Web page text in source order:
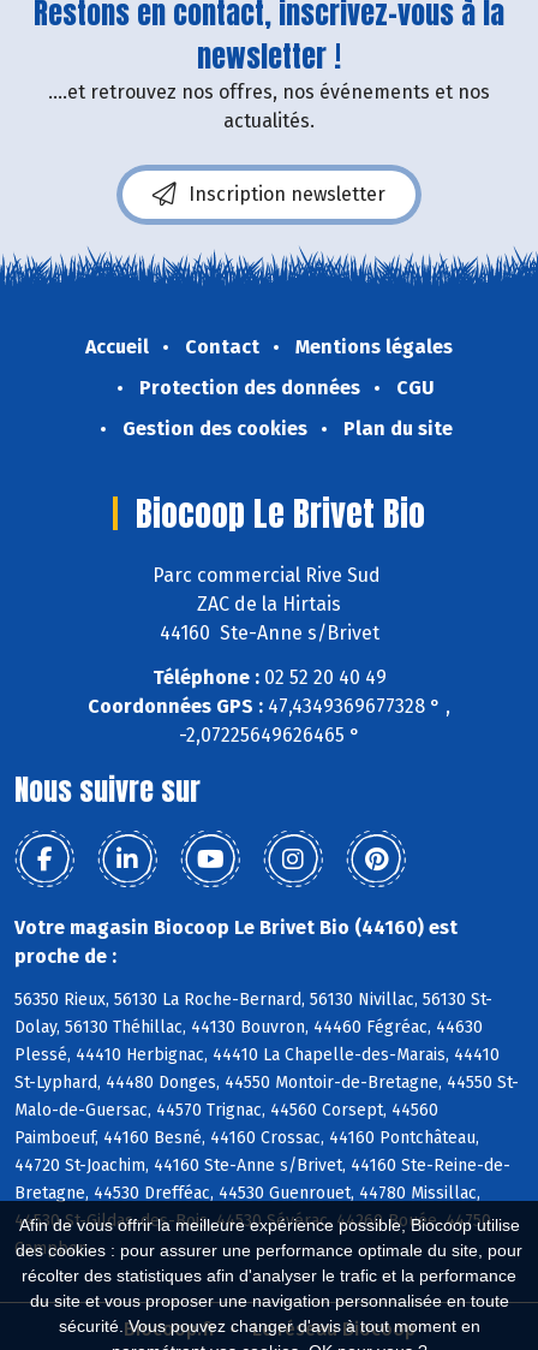
Afin de vous offrir la meilleure expérience possible, Biocoop utilise
des cookies : pour assurer une performance optimale du site, pour
récolter des statistiques afin d'analyser le trafic et la performance
du site et vous proposer une navigation personnalisée en toute
sécurité. Vous pouvez changer d'avis à tout moment en
Restons en contact, inscrivez-vous à la
newsletter !
....et retrouvez nos offres, nos événements et nos
actualités.
Inscription newsletter
Accueil Contact
Mentions légales
Protection des données
CGU
Gestion des cookies
Plan du site
Biocoop Le Brivet Bio
Parc commercial Rive Sud
ZAC de la Hirtais
44160 Ste-Anne s/Brivet
Téléphone :02 52 20 40 49
Coordonnées GPS : 47,4349369677328 ° ,
-2,07225649626465 °
Nous suivre sur
Votre magasin Biocoop Le Brivet Bio (44160) est
proche de :
56350 Rieux, 56130 La Roche-Bernard, 56130 Nivillac, 56130 St-
Dolay, 56130 Théhillac, 44130 Bouvron, 44460 Fégréac, 44630
Plessé, 44410 Herbignac, 44410 La Chapelle-des-Marais, 44410
St-Lyphard, 44480 Donges, 44550 Montoir-de-Bretagne, 44550 St-
Malo-de-Guersac, 44570 Trignac, 44560 Corsept, 44560
Paimboeuf, 44160 Besné, 44160 Crossac, 44160 Pontchâteau,
44720 St-Joachim, 44160 Ste-Anne s/Brivet, 44160 Ste-Reine-de-
Bretagne, 44530 Drefféac, 44530 Guenrouet, 44780 Missillac,
44530 St-Gildas-des-Bois, 44530 Sévérac, 44260 Bouée, 44750
Campbon
Biocoop.fr Le réseau Biocoop